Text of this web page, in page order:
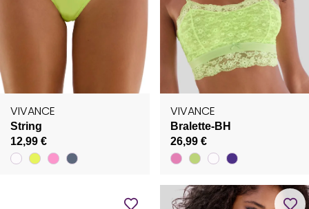
VIVANCE
String
12,99 €
VIVANCE
Bralette-BH
26,99 €